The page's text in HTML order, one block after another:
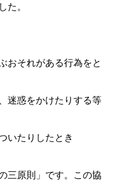
た。
おそれがある行為をと
迷惑をかけたりする等
いたりしたとき
三原則」です。この協